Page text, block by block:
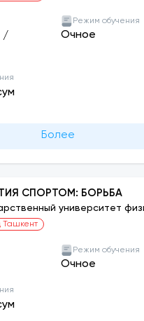
/
Режим обучения
Очное
Более
СПОРТОМ: БОРЬБА
университет
и спорта Узбекистана
Ташкент
Режим обучения
Очное